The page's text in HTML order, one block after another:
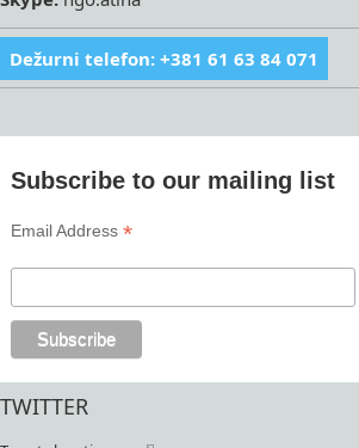
Dežurni telefon: +381 61 63 84 071
Subscribe to our mailing list
Email Address*
TWITTER